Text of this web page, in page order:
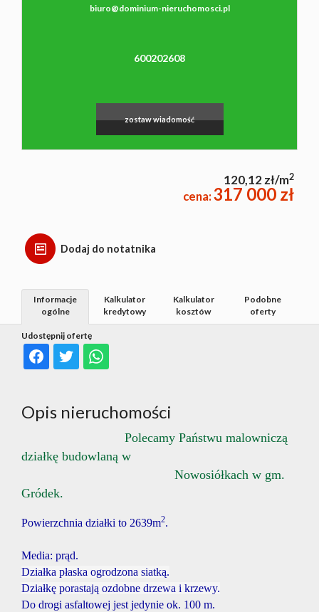
biuro@dominium-nieruchomosci.pl
600202608
zostaw wiadomość
120,12 zł/m2
cena:317 000 zł
Dodaj do notatnika
Udostępnij ofertę
Informacje
ogólne
Kalkulator
kredytowy
Kalkulator
kosztów
Podobne
oferty
Opis nieruchomości
Polecamy Państwu malowniczą
działkę budowlaną w
Nowosiółkach w gm.
Gródek.
Powierzchnia działki to 2639m2.
Media: prąd.
Działka płaska ogrodzona siatką.
Działkę porastają ozdobne drzewa i krzewy.
Do drogi asfaltowej jest jedynie ok. 100 m.